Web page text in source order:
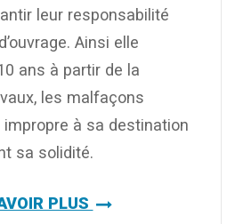
leur responsabilité
Ainsi elle
ans à partir de la
les malfaçons
impropre à sa destination
sa solidité.
PLUS